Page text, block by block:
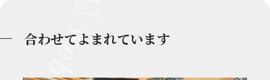
合わせてよまれています